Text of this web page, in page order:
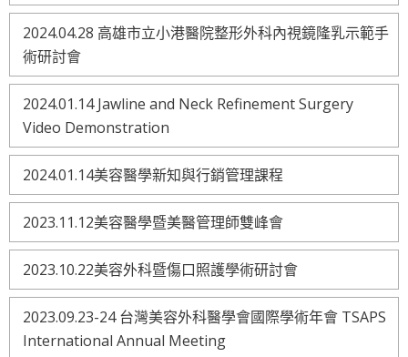
2024.04.28 高雄市立小港醫院整形外科內視鏡隆乳示範手
術研討會
2024.01.14 Jawline and Neck Refinement Surgery
Video Demonstration
2024.01.14美容醫學新知與行銷管理課程
2023.11.12美容醫學暨美醫管理師雙峰會
2023.10.22美容外科暨傷口照護學術研討會
2023.09.23-24 台灣美容外科醫學會國際學術年會 TSAPS
International Annual Meeting